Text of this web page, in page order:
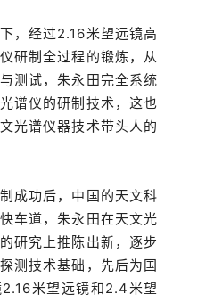
，经过2.16米望远镜高
研制全过程的锻炼，从
测试，朱永田完全系统
谱仪的研制技术，这也
光谱仪器技术带头人的
成功后，中国的天文科
车道，朱永田在天文光
研究上推陈出新，逐步
测技术基础，先后为国
米望远镜和2.4米望